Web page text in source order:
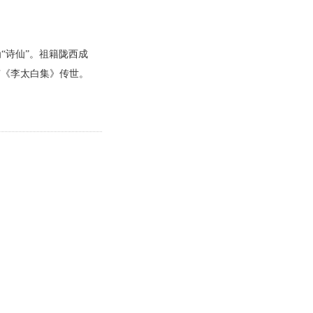
诗仙”。祖籍陇西成
李太白集》传世。